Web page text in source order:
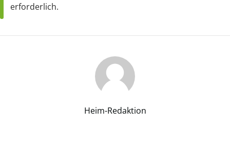
erforderlich.
Heim-Redaktion